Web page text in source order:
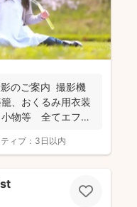
のご案内 撮影機
、おくるみ用衣装
小物等 全てエフ・
ィブ： 3日以内